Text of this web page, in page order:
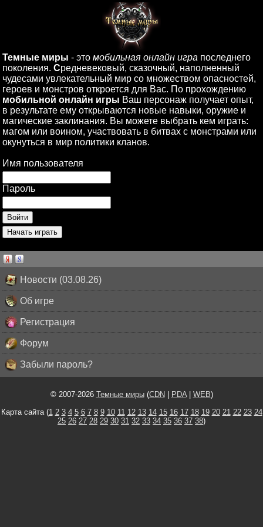
Темные миры - это мобильная онлайн игра последнего
поколения. Средневековый, сказочный, наполненный
чудесами увлекательный мир со множеством опасностей,
героев и монстров откроется для Вас. По прохождению
мобильной онлайн игры Ваш персонаж получает опыт,
в результате ему открываются новые навыки, оружие и
магические заклинания. Вы можете выбрать кем играть:
магом или воином, участвовать в битвах с монстрами или
окунуться в мир политики кланов.
Имя пользователя
Пароль
Новости (03.08.26)
Об игре
Регистрация
Форум
Забыли пароль?
© 2007-2026 Темные миры(CDN| PDA| WEB)
Карта сайта (1 2 3 4 5 6 7 8 9 10 11 12 13 14 15 16 17 18 19 20 21 22 23 24
25 26 27 28 29 30 31 32 33 34 35 36 37 38)